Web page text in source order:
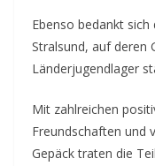
Ebenso bedankt sich
Stralsund, auf deren
Länderjugendlager
Mit zahlreichen
Freundschaften und
Gepäck traten die